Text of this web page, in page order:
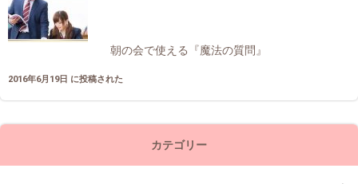
朝の会で使える『魔法の質問』
2016年6月19日 に投稿された
カテゴリー